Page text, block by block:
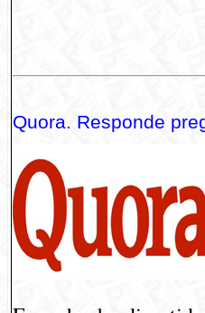
Quora. Responde